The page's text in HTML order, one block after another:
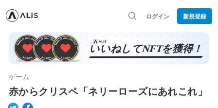
ログイン 新規登録
ゲーム
赤からクリスペ「ネリーローズにあれこれ」